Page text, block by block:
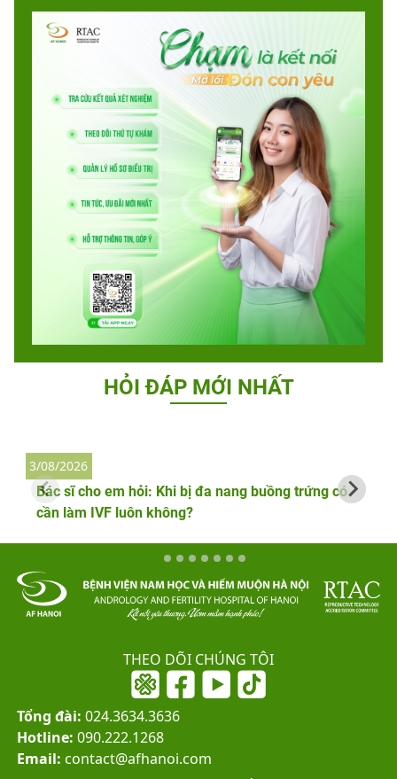
HỎI ĐÁP MỚI NHẤT
Bác sĩ cho em hỏi: Khi bị đa nang buồng trứng có
cần làm IVF luôn không?
3/08/2026
THEO DÕI CHÚNG TÔI
Tổng đài: 024.3634.3636
Hotline: 090.222.1268
Email: contact@afhanoi.com